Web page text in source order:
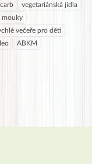
vegetariánská jídla
mouky
večeře pro děti
ABKM